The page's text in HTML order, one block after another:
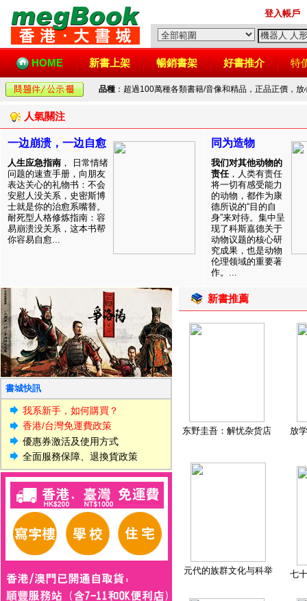
登入帳戶
HOME 新書上架 暢銷書架 好書推介 特
品種 ：超過100萬種各類書籍/音像和精品，正品正價，
人氣關注
一边崩溃，一边自愈
人生应急指南 ， 日常情绪
问题的速查手册，向朋友
表达关心的礼物书：不会
安慰人没关系，史密斯博
士就是你的治愈系嘴替。
耐死型人格修炼指南：容
易崩溃没关系，这本书帮
你容易自愈...
同为造物
我们对其他动物的
责任，人类有责任
将一切有感受能力
的动物，都作为康
德所说的“目的自
身”来对待。集中呈
现了科斯嘉德关于
动物议题的核心研
究成果，也是动物
伦理领域的重要著
作。...
書城快訊
我系新手，如何購買？
香港/台灣免運費政策
優惠券激活及使用方式
全面服務保障、退換貨政策
新書推薦
东野圭吾：解忧杂货店 放
元代的族群文化与科举 七